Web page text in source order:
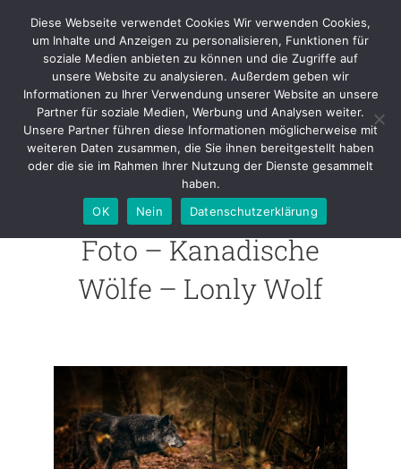
content
Foto – Kanadische Wölfe –
Lonly Wolf
Foto – Kanadische
Wölfe – Lonly Wolf
Diese Webseite verwendet Cookies Wir verwenden Cookies,
um Inhalte und Anzeigen zu personalisieren, Funktionen für
soziale Medien anbieten zu können und die Zugriffe auf
unsere Website zu analysieren. Außerdem geben wir
Informationen zu Ihrer Verwendung unserer Website an unsere
Partner für soziale Medien, Werbung und Analysen weiter.
Unsere Partner führen diese Informationen möglicherweise mit
weiteren Daten zusammen, die Sie ihnen bereitgestellt haben
oder die sie im Rahmen Ihrer Nutzung der Dienste gesammelt
haben.
OK
Nein Datenschutzerklärung